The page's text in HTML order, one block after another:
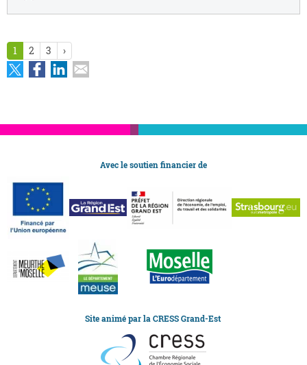
1 2 3 ›
Avec le soutien financier de
Site animé par la CRESS Grand-Est